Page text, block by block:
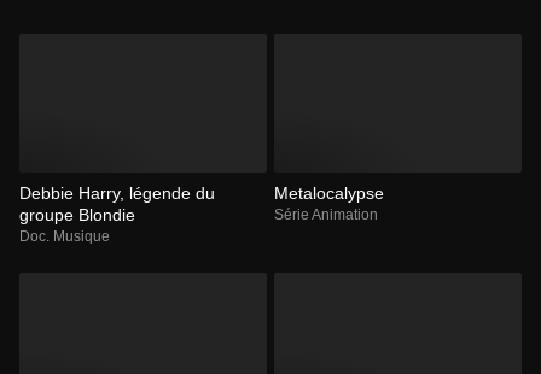
Debbie Harry, légende du
groupe Blondie
Doc. Musique
Metalocalypse
Série Animation